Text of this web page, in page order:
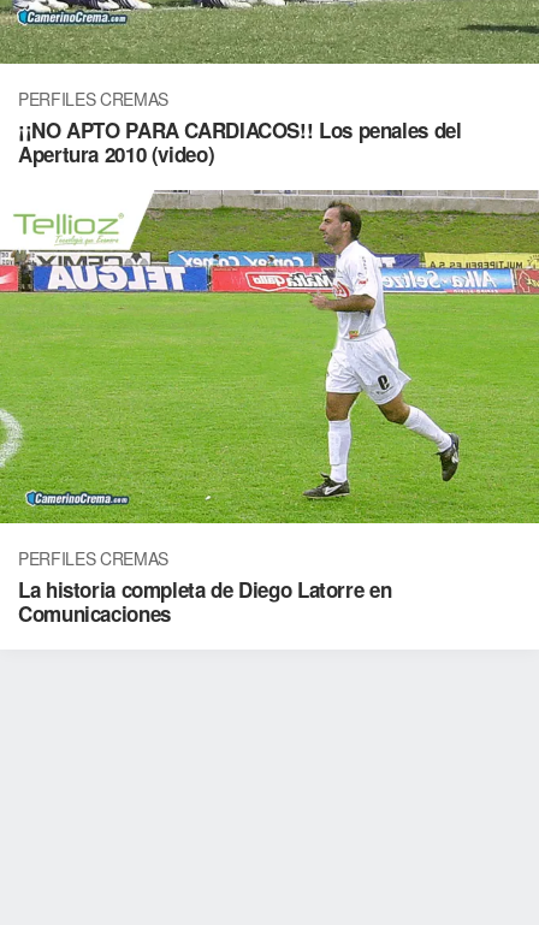
PERFILES CREMAS
¡¡NO APTO PARA CARDIACOS!! Los penales del
Apertura 2010 (video)
PERFILES CREMAS
La historia completa de Diego Latorre en
Comunicaciones